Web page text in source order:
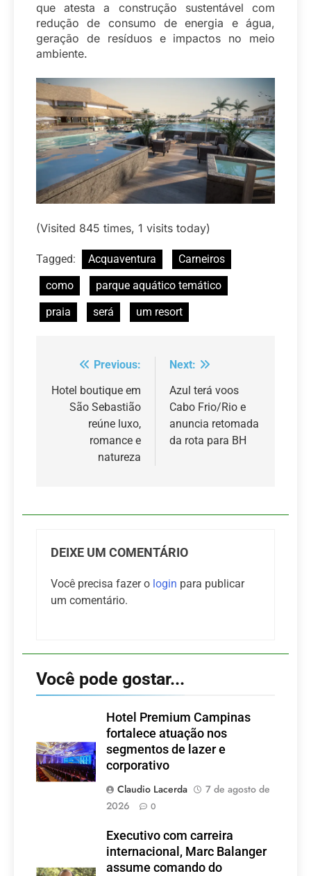
que atesta a construção sustentável com
redução de consumo de energia e água,
geração de resíduos e impactos no meio
ambiente.
(Visited 845 times, 1 visits today)
Tagged: Acquaventura
Carneiros
como
parque aquático temático
praia
será um resort
Navegação
de
Previous:
Hotel boutique em
São Sebastião
reúne luxo,
romance e
natureza
Next:
Azul terá voos
Cabo Frio/Rio e
anuncia retomada
da rota para BH
DEIXE UM COMENTÁRIO
Você precisa fazer o login para publicar
um comentário.
Você pode gostar...
Hotel Premium Campinas
fortalece atuação nos
segmentos de lazer e
corporativo
Claudio Lacerda
7 de agosto de
2026
0
Executivo com carreira
internacional, Marc Balanger
assume comando do